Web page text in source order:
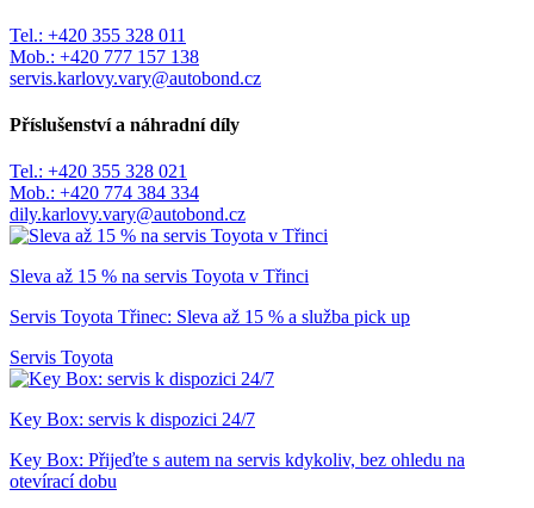
Tel.: +420 355 328 011
Mob.: +420 777 157 138
servis.karlovy.vary@autobond.cz
Příslušenství a náhradní díly
Tel.: +420 355 328 021
Mob.: +420 774 384 334
dily.karlovy.vary@autobond.cz
Sleva až 15 % na servis Toyota v Třinci
Servis Toyota Třinec: Sleva až 15 % a služba pick up
Servis Toyota
Key Box: servis k dispozici 24/7
Key Box: Přijeďte s autem na servis kdykoliv, bez ohledu na
otevírací dobu